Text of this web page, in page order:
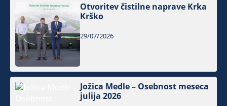
Otvoritev čistilne naprave Krka
Krško
29/07/2026
Jožica Medle – Osebnost meseca
julija 2026